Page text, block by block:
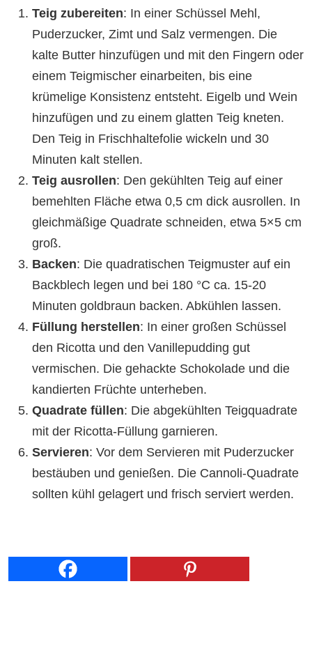
Teig zubereiten: In einer Schüssel Mehl,
Puderzucker, Zimt und Salz vermengen. Die
kalte Butter hinzufügen und mit den Fingern oder
einem Teigmischer einarbeiten, bis eine
krümelige Konsistenz entsteht. Eigelb und Wein
hinzufügen und zu einem glatten Teig kneten.
Den Teig in Frischhaltefolie wickeln und 30
Minuten kalt stellen.
Teig ausrollen: Den gekühlten Teig auf einer
bemehlten Fläche etwa 0,5 cm dick ausrollen. In
gleichmäßige Quadrate schneiden, etwa 5×5 cm
groß.
Backen: Die quadratischen Teigmuster auf ein
Backblech legen und bei 180 °C ca. 15-20
Minuten goldbraun backen. Abkühlen lassen.
Füllung herstellen: In einer großen Schüssel
den Ricotta und den Vanillepudding gut
vermischen. Die gehackte Schokolade und die
kandierten Früchte unterheben.
Quadrate füllen: Die abgekühlten Teigquadrate
mit der Ricotta-Füllung garnieren.
Servieren: Vor dem Servieren mit Puderzucker
bestäuben und genießen. Die Cannoli-Quadrate
sollten kühl gelagert und frisch serviert werden.